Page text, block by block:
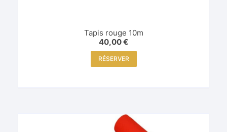
Tapis rouge 10m
40,00€
RÉSERVER